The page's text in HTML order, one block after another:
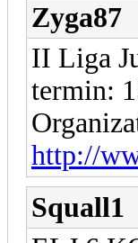
Zyga87
II Liga
termin:
http://
Squall1